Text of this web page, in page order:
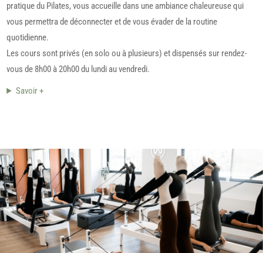
pratique du Pilates, vous accueille dans une ambiance chaleureuse qui
vous permettra de déconnecter et de vous évader de la routine
quotidienne.
Les cours sont privés (en solo ou à plusieurs) et dispensés sur rendez-
vous de 8h00 à 20h00 du lundi au vendredi.
Savoir +